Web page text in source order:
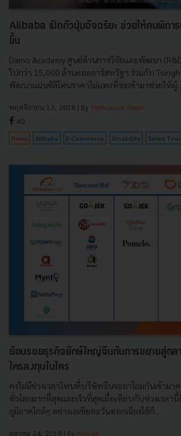
Alibaba เปิดตัวปุ่มอัจฉริยะ ช่วยให้คนพิการ
ขึ้น
Damo Academy ศูนย์ด้านการวิจัยและพัฒนา
ไปกว่า 15,000 ล้านดอลลาร์สหรัฐฯ ร่วมกับ
พัฒนาแผ่นซิลิโคนราคาไม่แพงที่จะเข้ามาช่วยให้ผู้...
พฤศจิกายน 13, 2018 | By Techsauce Team
40
News Alibaba E-Commerce Disability Smart
ย้อนรอยธุรกิจยักษ์ใหญ่จีนกับการขยายสู่ตล
ใครลงทุนในใคร
คงไม่มีช่วงเวลาไหนที่บริษัทจีนจะถาโถมกันเข้ามา
ทั่วโลกมากที่สุดและเร็วที่สุดเมื่อเทียบกับช่วงเวลา
ภูมิภาคใกล้ๆ อย่างเอเชียตะวันออกเฉียงใต้ก็...
ตุลาคม 24, 2018 | By mimee